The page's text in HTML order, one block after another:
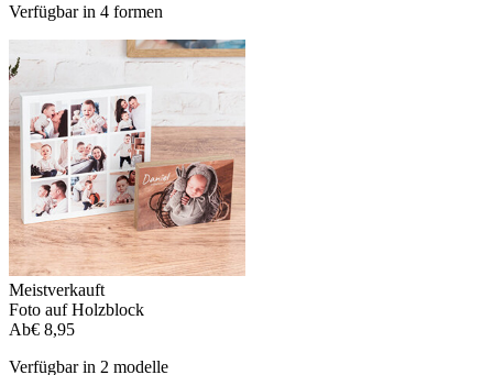
Verfügbar in 4 formen
Meistverkauft
Foto auf Holzblock
Ab€ 8,95
Verfügbar in 2 modelle